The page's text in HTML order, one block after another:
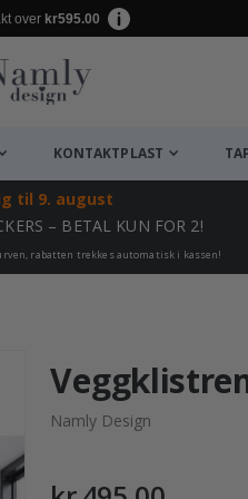
over kr595.00
KONTAKTPLAST
til 9. august
– BETAL KUN FOR 2!
rabatten trekkes automatisk i kassen!
Namly Design